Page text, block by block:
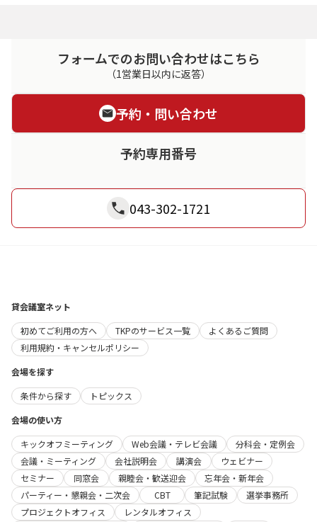
フォームでのお問い合わせはこちら
（1営業日以内に返答）
予約・問い合わせ
予約専用番号
043-302-1721
貸会議室ネット
初めてご利用の方へ
TKPのサービス一覧
よくあるご質問
利用規約・キャンセルポリシー
会場を探す
条件から探す
トピックス
会場の使い方
キックオフミーティング
Web会議・テレビ会議
分科会・定例会
会議・ミーティング
会社説明会 講演会
ウェビナー
セミナー
同窓会 親睦会・歓送迎会
忘年会・新年会
パーティー・懇親会・二次会
CBT 筆記試験
選挙事務所
プロジェクトオフィス
レンタルオフィス